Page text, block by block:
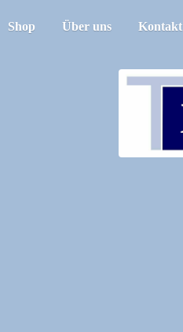
Shop Über uns Kontakt